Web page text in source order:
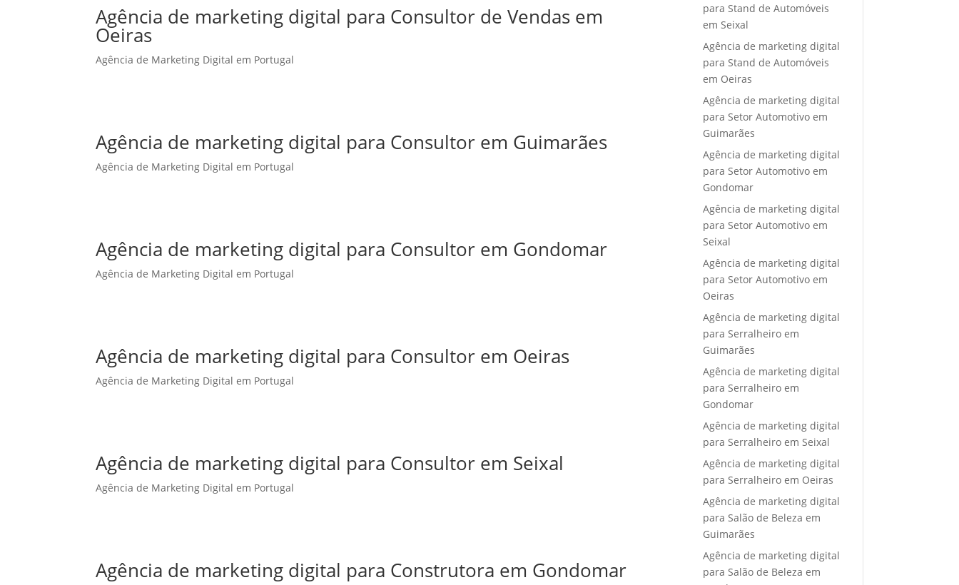
Agência de marketing digital para Consultor de Vendas em
Oeiras
Agência de Marketing Digital em Portugal
Agência de marketing digital para Consultor em Guimarães
Agência de Marketing Digital em Portugal
Agência de marketing digital para Consultor em Gondomar
Agência de Marketing Digital em Portugal
Agência de marketing digital para Consultor em Oeiras
Agência de Marketing Digital em Portugal
Agência de marketing digital para Consultor em Seixal
Agência de Marketing Digital em Portugal
Agência de marketing digital para Construtora em Gondomar
para Stand de Automóveis
em Seixal
Agência de marketing digital
para Stand de Automóveis
em Oeiras
Agência de marketing digital
para Setor Automotivo em
Guimarães
Agência de marketing digital
para Setor Automotivo em
Gondomar
Agência de marketing digital
para Setor Automotivo em
Seixal
Agência de marketing digital
para Setor Automotivo em
Oeiras
Agência de marketing digital
para Serralheiro em
Guimarães
Agência de marketing digital
para Serralheiro em
Gondomar
Agência de marketing digital
para Serralheiro em Seixal
Agência de marketing digital
para Serralheiro em Oeiras
Agência de marketing digital
para Salão de Beleza em
Guimarães
Agência de marketing digital
para Salão de Beleza em